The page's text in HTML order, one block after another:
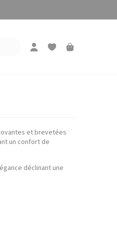
et brevetées
un confort de
déclinant une